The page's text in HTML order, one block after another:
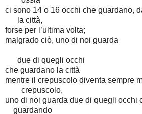
ci sono 14 o 16 occhi che guardano,
la città,
forse per l’ultima volta;
malgrado ciò, uno di noi guarda
due di quegli occhi
che guardano la città
mentre il crepuscolo diventa sempre
crepuscolo,
uno di noi guarda due di quegli occhi
guardando